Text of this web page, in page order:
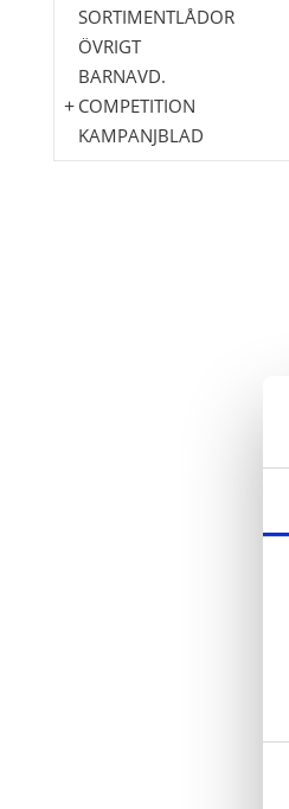
SORTIMENTLÅDOR
ÖVRIGT
BARNAVD.
COMPETITION
KAMPANJBLAD